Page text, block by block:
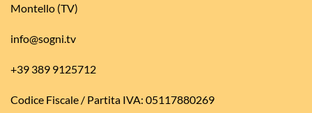
Montello (TV)
info@sogni.tv
+39 389 9125712
Codice Fiscale / Partita IVA: 05117880269